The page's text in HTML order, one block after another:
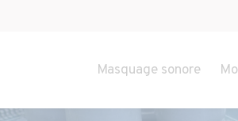
Masquage sonore